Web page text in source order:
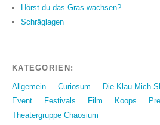
Hörst du das Gras wachsen?
Schräglagen
KATEGORIEN:
Allgemein Curiosum Die Klau Mich
Event
Festivals Film Koops
Theatergruppe Chaosium